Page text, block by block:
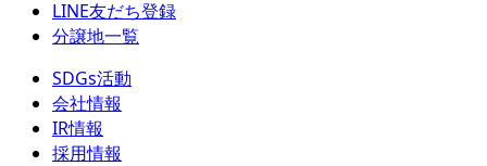
LINE友だち登録
分譲地一覧
SDGs活動
会社情報
IR情報
採用情報